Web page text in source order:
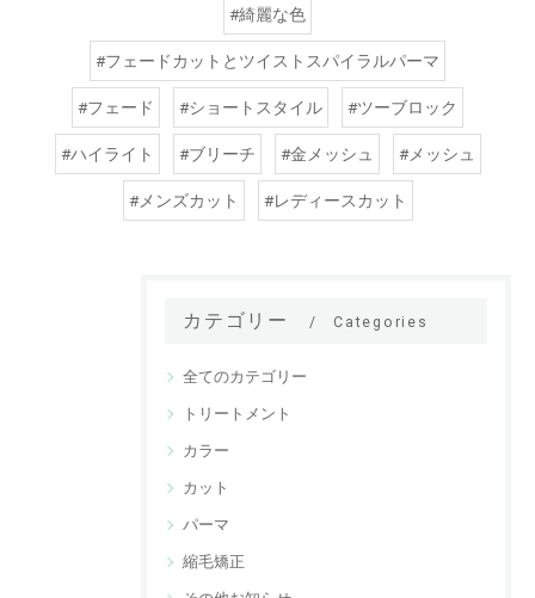
#綺麗な色
#フェードカットとツイストスパイラルパーマ
#フェード #ショートスタイル #ツーブロック
#ハイライト #ブリーチ #金メッシュ #メッシュ
#メンズカット #レディースカット
カテゴリー Categories
全てのカテゴリー
トリートメント
カラー
カット
パーマ
縮毛矯正